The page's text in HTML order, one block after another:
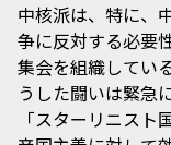
中核派は、特に、
争に反対する必要
集会を組織してい
うした闘いは緊急
「スターリニス